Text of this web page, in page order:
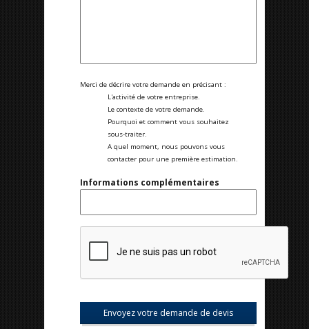
Merci de décrire votre demande en précisant :
L'activité de votre entreprise.
Le contexte de votre demande.
Pourquoi et comment vous souhaitez
sous-traiter.
A quel moment, nous pouvons vous
contacter pour une première estimation.
Informations complémentaires